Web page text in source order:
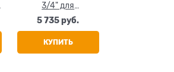
3/4" для
расширительного
бака
5 735 руб.
КУПИТЬ